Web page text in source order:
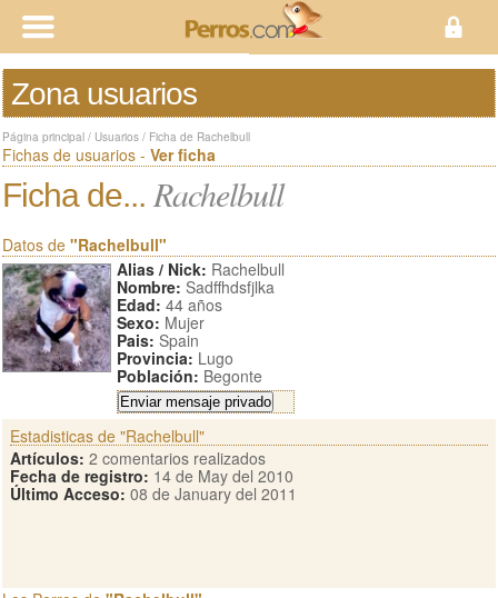
Zona usuarios
Página principal / Usuarios / Ficha de Rachelbull
Fichas de usuarios - Ver ficha
Ficha de... Rachelbull
Datos de "Rachelbull"
Alias / Nick: Rachelbull
Nombre: Sadffhdsfjlka
Edad: 44 años
Sexo: Mujer
Pais: Spain
Provincia: Lugo
Población: Begonte
Estadisticas de "Rachelbull"
Artículos: 2 comentarios realizados
Fecha de registro: 14 de May del 2010
Último Acceso: 08 de January del 2011